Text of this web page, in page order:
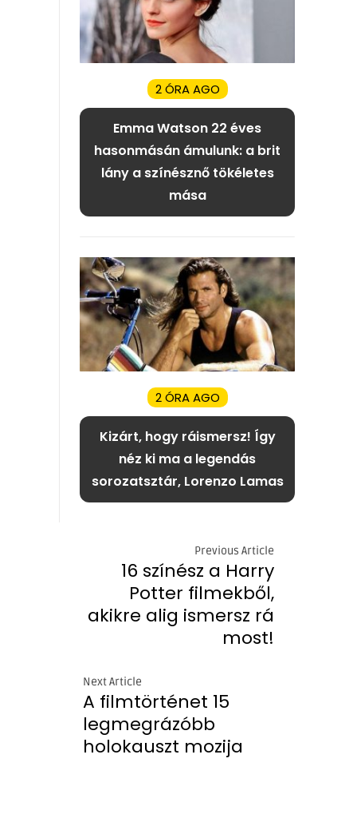
2 ÓRA AGO
Emma Watson 22 éves
hasonmásán ámulunk: a brit
lány a színésznő tökéletes
mása
2 ÓRA AGO
Kizárt, hogy ráismersz! Így
néz ki ma a legendás
sorozatsztár, Lorenzo Lamas
Previous Article
16 színész a Harry
Potter filmekből,
akikre alig ismersz rá
most!
Next Article
A filmtörténet 15
legmegrázóbb
holokauszt mozija